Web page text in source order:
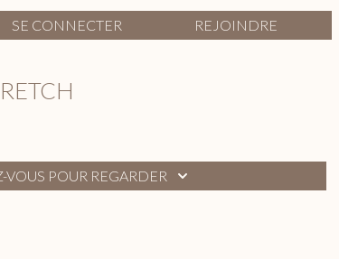
SE CONNECTER REJOINDRE
POUR REGARDER